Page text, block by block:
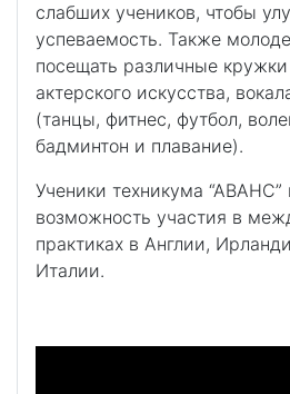
слабших учеников, чтобы
успеваемость. Также
посещать различные
актерского искусства,
(танцы, фитнес, футбол,
бадминтон и плавание).
Ученики техникума
возможность участия в
практиках в Англии,
Италии.